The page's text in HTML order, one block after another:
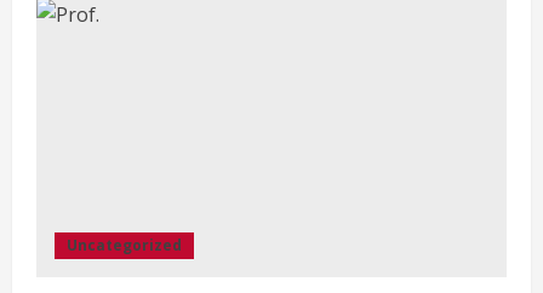
Uncategorized